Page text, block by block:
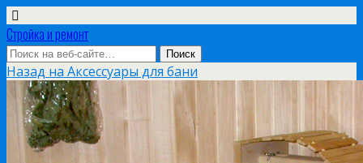
Стройка и ремонт
Назад на Аксессуары для бани